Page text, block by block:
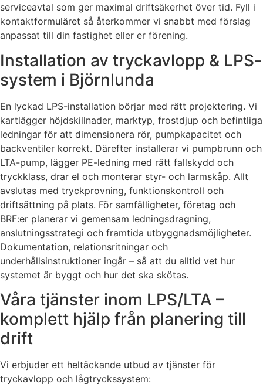
serviceavtal som ger maximal driftsäkerhet över tid. Fyll i
kontaktformuläret så återkommer vi snabbt med förslag
anpassat till din fastighet eller er förening.
Installation av tryckavlopp & LPS-
system i Björnlunda
En lyckad LPS-installation börjar med rätt projektering. Vi
kartlägger höjdskillnader, marktyp, frostdjup och befintliga
ledningar för att dimensionera rör, pumpkapacitet och
backventiler korrekt. Därefter installerar vi pumpbrunn och
LTA-pump, lägger PE-ledning med rätt fallskydd och
tryckklass, drar el och monterar styr- och larmskåp. Allt
avslutas med tryckprovning, funktionskontroll och
driftsättning på plats. För samfälligheter, företag och
BRF:er planerar vi gemensam ledningsdragning,
anslutningsstrategi och framtida utbyggnadsmöjligheter.
Dokumentation, relationsritningar och
underhållsinstruktioner ingår – så att du alltid vet hur
systemet är byggt och hur det ska skötas.
Våra tjänster inom LPS/LTA –
komplett hjälp från planering till
drift
Vi erbjuder ett heltäckande utbud av tjänster för
tryckavlopp och lågtryckssystem: